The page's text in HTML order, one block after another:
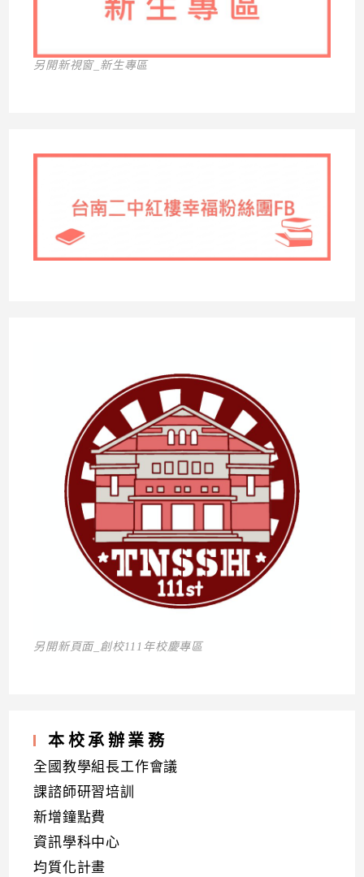
另開新視窗_新生專區
另開新頁面_創校111年校慶專區
本校承辦業務
全國教學組長工作會議
課諮師研習培訓
新增鐘點費
資訊學科中心
均質化計畫